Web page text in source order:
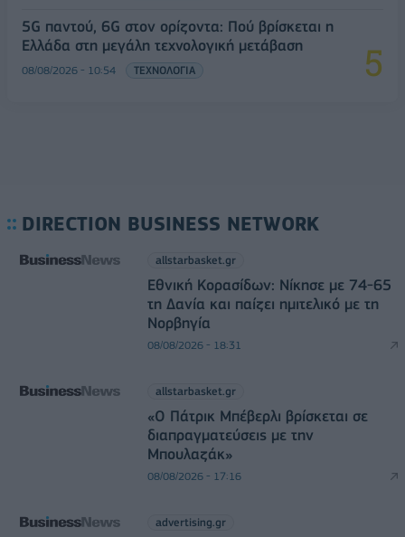
5G παντού, 6G στον ορίζοντα: Πού βρίσκεται η
Ελλάδα στη μεγάλη τεχνολογική μετάβαση
08/08/2026 - 10:54 ΤΕΧΝΟΛΟΓΙΑ
DIRECTION BUSINESS NETWORK
allstarbasket.gr
Εθνική Κορασίδων: Νίκησε με 74-65
τη Δανία και παίζει ημιτελικό με τη
Νορβηγία
08/08/2026 - 18:31
allstarbasket.gr
«Ο Πάτρικ Μπέβερλι βρίσκεται σε
διαπραγματεύσεις με την
Μπουλαζάκ»
08/08/2026 - 17:16
advertising.gr